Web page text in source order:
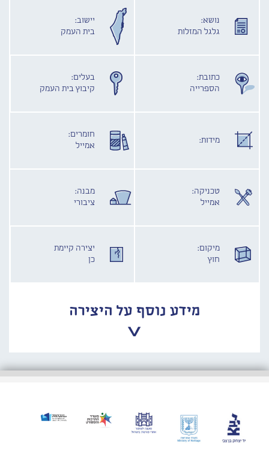
נושא:
גלגל המזלות
יישוב:
בית העמק
כתובת:
הספרייה
בעלים:
קיבוץ בית העמק
מידות:
חומרים:
אמייל
טכניקה:
אמייל
מבנה:
ציבורי
מיקום:
חוץ
יצירה קיימת
כן
מידע נוסף על היצירה